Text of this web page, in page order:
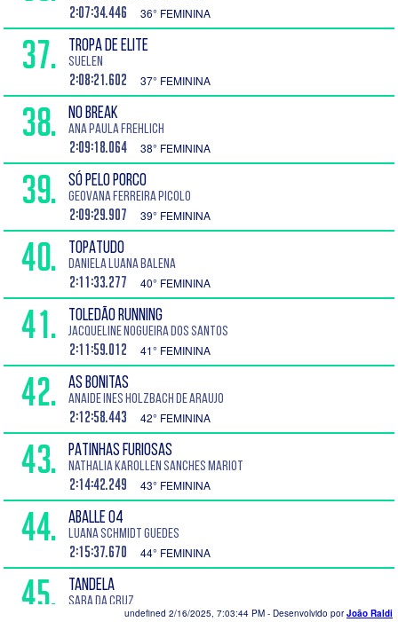
2:07:34.446 36° FEMININA
37. TROPA DE ELITE
Suelen
2:08:21.602 37° FEMININA
38. NO BREAK
Ana Paula Frehlich
2:09:18.064 38° FEMININA
39. SÓ PELO PORCO
Geovana Ferreira Picolo
2:09:29.907 39° FEMININA
40. TOPATUDO
Daniela Luana Balena
2:11:33.277 40° FEMININA
41. TOLEDÃO RUNNING
Jacqueline Nogueira dos Santos
2:11:59.012 41° FEMININA
42. AS BONITAS
Anaide Ines Holzbach de Araujo
2:12:58.443 42° FEMININA
43. PATINHAS FURIOSAS
Nathalia Karollen Sanches Mariot
2:14:42.249 43° FEMININA
44. ABALLE 04
Luana Schmidt Guedes
2:15:37.670 44° FEMININA
45. TANDELA
Sara da Cruz
undefined 2/16/2025, 7:03:44 PM - Desenvolvido porJoão Raldi